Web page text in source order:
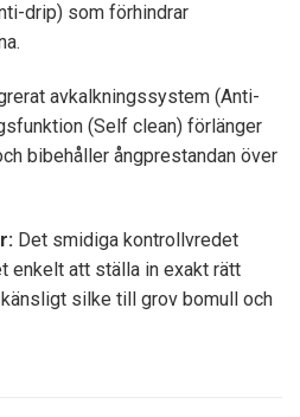
drip) som förhindrar
avkalkningssystem (Anti-
(Self clean) förlänger
bibehåller ångprestandan över
Det smidiga kontrollvredet
enkelt att ställa in exakt rätt
silke till grov bomull och